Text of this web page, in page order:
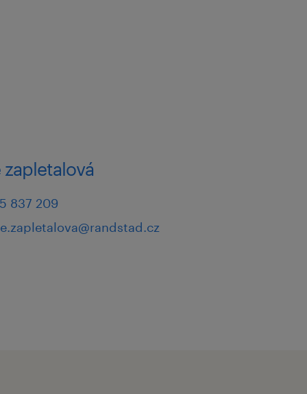
reagujte prosím na tento
budeme Vás
zapletalová
837 209